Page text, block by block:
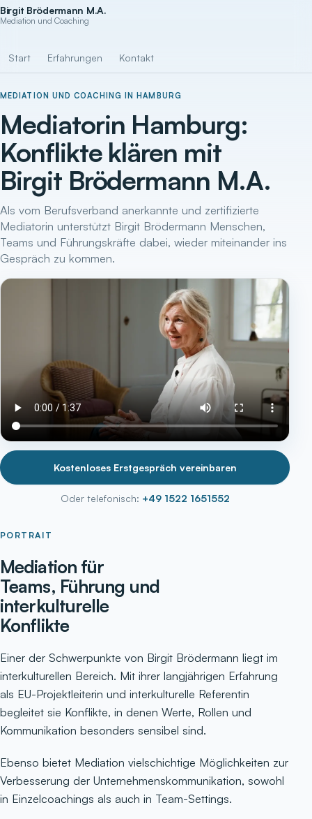
Birgit Brödermann M.A.
Mediation und Coaching
Start Erfahrungen Kontakt
MEDIATION UND COACHING IN HAMBURG
Mediatorin Hamburg:
Konflikte klären mit
Birgit Brödermann M.A.
Als vom Berufsverband anerkannte und zertifizierte
Mediatorin unterstützt Birgit Brödermann Menschen,
Teams und Führungskräfte dabei, wieder miteinander ins
Gespräch zu kommen.
Kostenloses Erstgespräch vereinbaren
Oder telefonisch: +49 1522 1651552
PORTRAIT
Mediation für
Teams, Führung und
interkulturelle
Konflikte
Einer der Schwerpunkte von Birgit Brödermann liegt im
interkulturellen Bereich. Mit ihrer langjährigen Erfahrung
als EU-Projektleiterin und interkulturelle Referentin
begleitet sie Konflikte, in denen Werte, Rollen und
Kommunikation besonders sensibel sind.
Ebenso bietet Mediation vielschichtige Möglichkeiten zur
Verbesserung der Unternehmenskommunikation, sowohl
in Einzelcoachings als auch in Team-Settings.